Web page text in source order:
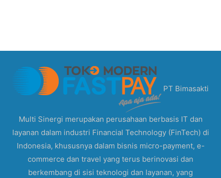
PT Bimasakti
Multi Sinergi merupakan perusahaan berbasis IT dan
layanan dalam industri Financial Technology (FinTech) di
Indonesia, khususnya dalam bisnis micro-payment, e-
commerce dan travel yang terus berinovasi dan
berkembang di sisi teknologi dan layanan, yang